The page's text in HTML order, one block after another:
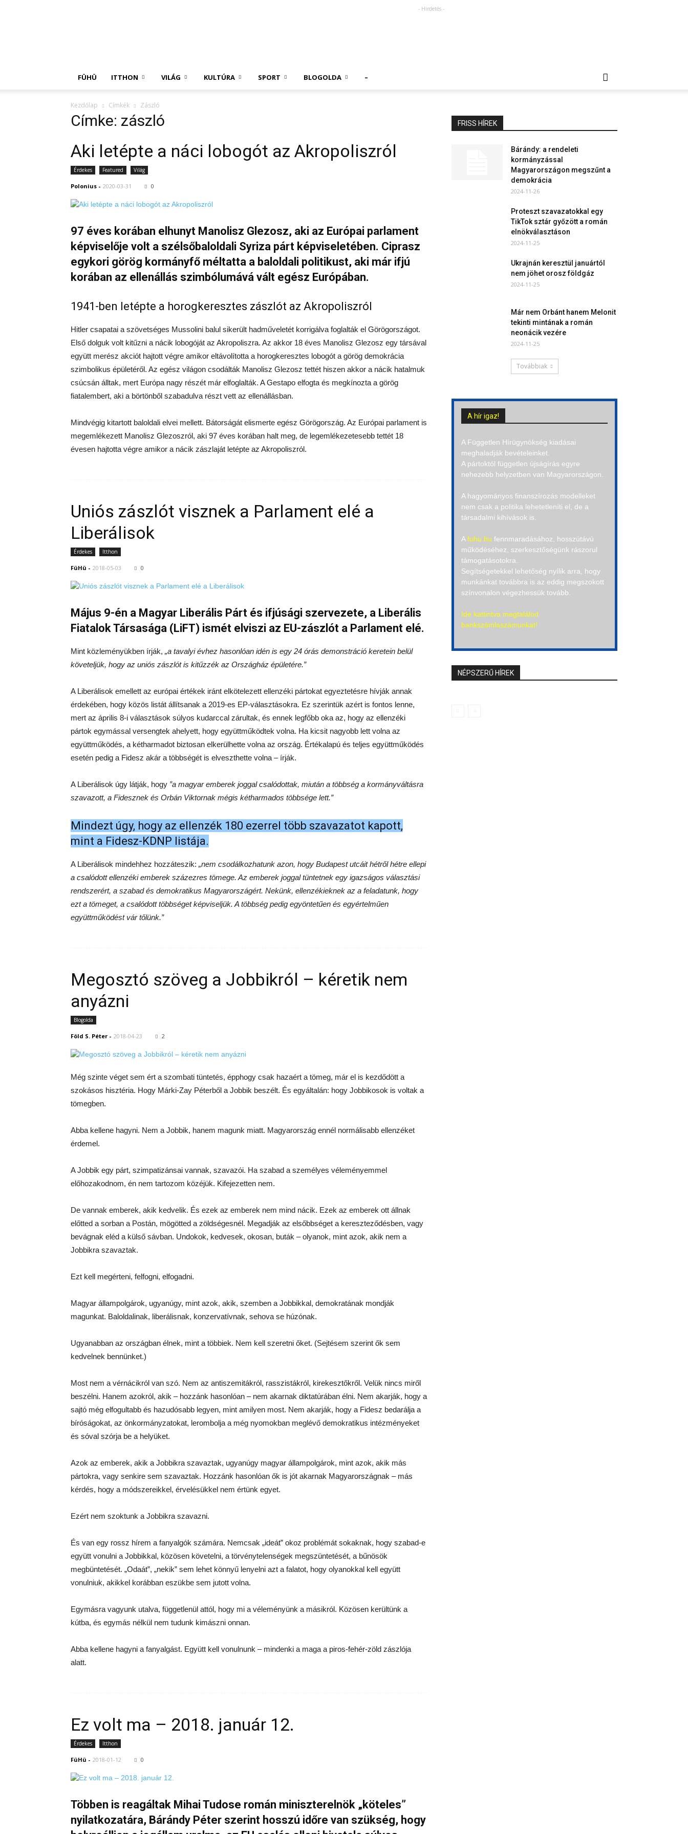
- Hirdetés -
FÜHÜ ITTHON VILÁG KULTÚRA SPORT BLOGOLDA –
Kezdőlap Címkék Zászló
Címke: zászló
Aki letépte a náci lobogót az Akropoliszról
Érdekes Featured Világ
Polonius - 2020-03-31 0
97 éves korában elhunyt Manolisz Glezosz, aki az Európai parlament
képviselője volt a szélsőbaloldali Syriza párt képviseletében. Ciprasz
egykori görög kormányfő méltatta a baloldali politikust, aki már ifjú
korában az ellenállás szimbólumává vált egész Európában.
1941-ben letépte a horogkeresztes zászlót az Akropoliszról
Hitler csapatai a szövetséges Mussolini balul sikerült hadműveletét korrigálva foglalták el Görögországot.
Első dolguk volt kitűzni a nácik lobogóját az Akropoliszra. Az akkor 18 éves Manolisz Glezosz egy társával
együtt merész akciót hajtott végre amikor eltávolította a horogkeresztes lobogót a görög demokrácia
szimbolikus épületéről. Az egész világon csodálták Manolisz Glezosz tettét hiszen akkor a nácik hatalmuk
csúcsán álltak, mert Európa nagy részét már elfoglalták. A Gestapo elfogta és megkínozta a görög
fiatalembert, aki a börtönből szabadulva részt vett az ellenállásban.
Mindvégig kitartott baloldali elvei mellett. Bátorságát elismerte egész Görögország. Az Európai parlament is
megemlékezett Manolisz Glezoszról, aki 97 éves korában halt meg, de legemlékezetesebb tettét 18
évesen hajtotta végre amikor a nácik zászlaját letépte az Akropoliszról.
Uniós zászlót visznek a Parlament elé a
Liberálisok
Érdekes Itthon
FüHü - 2018-05-03 0
Május 9-én a Magyar Liberális Párt és ifjúsági szervezete, a Liberális
Fiatalok Társasága (LiFT) ismét elviszi az EU-zászlót a Parlament elé.
Mint közleményükben írják, „a tavalyi évhez hasonlóan idén is egy 24 órás demonstráció keretein belül
követeljük, hogy az uniós zászlót is kitűzzék az Országház épületére.”
A Liberálisok emellett az európai értékek iránt elkötelezett ellenzéki pártokat egyeztetésre hívják annak
érdekében, hogy közös listát állítsanak a 2019-es EP-választásokra. Ez szerintük azért is fontos lenne,
mert az április 8-i választások súlyos kudarccal zárultak, és ennek legfőbb oka az, hogy az ellenzéki
pártok egymással versengtek ahelyett, hogy együttműködtek volna. Ha kicsit nagyobb lett volna az
együttműködés, a kétharmadot biztosan elkerülhette volna az ország. Értékalapú és teljes együttműködés
esetén pedig a Fidesz akár a többségét is elveszthette volna – írják.
A Liberálisok úgy látják, hogy ”a magyar emberek joggal csalódottak, miután a többség a kormányváltásra
szavazott, a Fidesznek és Orbán Viktornak mégis kétharmados többsége lett.”
Mindezt úgy, hogy az ellenzék 180 ezerrel több szavazatot kapott,
mint a Fidesz-KDNP listája.
A Liberálisok mindehhez hozzáteszik: „nem csodálkozhatunk azon, hogy Budapest utcáit hétről hétre ellepi
a csalódott ellenzéki emberek százezres tömege. Az emberek joggal tüntetnek egy igazságos választási
rendszerért, a szabad és demokratikus Magyarországért. Nekünk, ellenzékieknek az a feladatunk, hogy
ezt a tömeget, a csalódott többséget képviseljük. A többség pedig egyöntetűen és egyértelműen
együttműködést vár tőlünk.”
Megosztó szöveg a Jobbikról – kéretik nem
anyázni
Blogolda
Föld S. Péter - 2018-04-23 2
Még szinte véget sem ért a szombati tüntetés, épphogy csak hazaért a tömeg, már el is kezdődött a
szokásos hisztéria. Hogy Márki-Zay Péterből a Jobbik beszélt. És egyáltalán: hogy Jobbikosok is voltak a
tömegben.
Abba kellene hagyni. Nem a Jobbik, hanem magunk miatt. Magyarország ennél normálisabb ellenzéket
érdemel.
A Jobbik egy párt, szimpatizánsai vannak, szavazói. Ha szabad a személyes véleményemmel
előhozakodnom, én nem tartozom közéjük. Kifejezetten nem.
De vannak emberek, akik kedvelik. És ezek az emberek nem mind nácik. Ezek az emberek ott állnak
előtted a sorban a Postán, mögötted a zöldségesnél. Megadják az elsőbbséget a kereszteződésben, vagy
bevágnak eléd a külső sávban. Undokok, kedvesek, okosan, buták – olyanok, mint azok, akik nem a
Jobbikra szavaztak.
Ezt kell megérteni, felfogni, elfogadni.
Magyar állampolgárok, ugyanúgy, mint azok, akik, szemben a Jobbikkal, demokratának mondják
magunkat. Baloldalinak, liberálisnak, konzervatívnak, sehova se húzónak.
Ugyanabban az országban élnek, mint a többiek. Nem kell szeretni őket. (Sejtésem szerint ők sem
kedvelnek bennünket.)
Most nem a vérnácikról van szó. Nem az antiszemitákról, rasszistákról, kirekesztőkről. Velük nincs miről
beszélni. Hanem azokról, akik – hozzánk hasonlóan – nem akarnak diktatúrában élni. Nem akarják, hogy a
sajtó még elfogultabb és hazudósabb legyen, mint amilyen most. Nem akarják, hogy a Fidesz bedarálja a
bíróságokat, az önkormányzatokat, lerombolja a még nyomokban meglévő demokratikus intézményeket
és sóval szórja be a helyüket.
Azok az emberek, akik a Jobbikra szavaztak, ugyanúgy magyar állampolgárok, mint azok, akik más
pártokra, vagy senkire sem szavaztak. Hozzánk hasonlóan ők is jót akarnak Magyarországnak – más
kérdés, hogy a módszereikkel, érvelésükkel nem értünk egyet.
Ezért nem szoktunk a Jobbikra szavazni.
És van egy rossz hírem a fanyalgók számára. Nemcsak „ideát” okoz problémát sokaknak, hogy szabad-e
együtt vonulni a Jobbikkal, közösen követelni, a törvénytelenségek megszüntetését, a bűnösök
megbüntetését. „Odaát”, „nekik” sem lehet könnyű lenyelni azt a falatot, hogy olyanokkal kell együtt
vonulniuk, akikkel korábban eszükbe sem jutott volna.
Egymásra vagyunk utalva, függetlenül attól, hogy mi a véleményünk a másikról. Közösen kerültünk a
kútba, és egymás nélkül nem tudunk kimászni onnan.
Abba kellene hagyni a fanyalgást. Együtt kell vonulnunk – mindenki a maga a piros-fehér-zöld zászlója
alatt.
Ez volt ma – 2018. január 12.
Érdekes Itthon
FüHü - 2018-01-12 0
Többen is reagáltak Mihai Tudose román miniszterelnök „köteles”
nyilatkozatára, Bárándy Péter szerint hosszú időre van szükség, hogy
FRISS HÍREK
Bárándy: a rendeleti
kormányzással
Magyarországon megszűnt a
demokrácia
2024-11-26
Proteszt szavazatokkal egy
TikTok sztár győzött a román
elnökválasztáson
2024-11-25
Ukrajnán keresztül januártól
nem jöhet orosz földgáz
2024-11-25
Már nem Orbánt hanem Melonit
tekinti mintának a román
neonácik vezére
2024-11-25
Továbbiak
A hír igaz!
A Független Hírügynökség kiadásai
meghaladják bevételeinket.
A pártoktól független újságírás egyre
nehezebb helyzetben van Magyarországon.
A hagyományos finanszírozás modelleket
nem csak a politika lehetetleníti el, de a
társadalmi kihívások is.
Afuhu.hu fennmaradásához, hosszútávú
működéséhez, szerkesztőségünk rászorul
támogatásotokra.
Segítségetekkel lehetőség nyílik arra, hogy
munkánkat továbbra is az eddig megszokott
színvonalon végezhessük tovább.
Ide kattintva megtalálod
bankszámlaszámunkat!
NÉPSZERŰ HÍREK